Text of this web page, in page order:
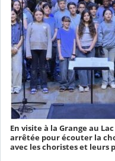
En visite à la Grange au
arrêtée pour écouter la
avec les choristes et leurs